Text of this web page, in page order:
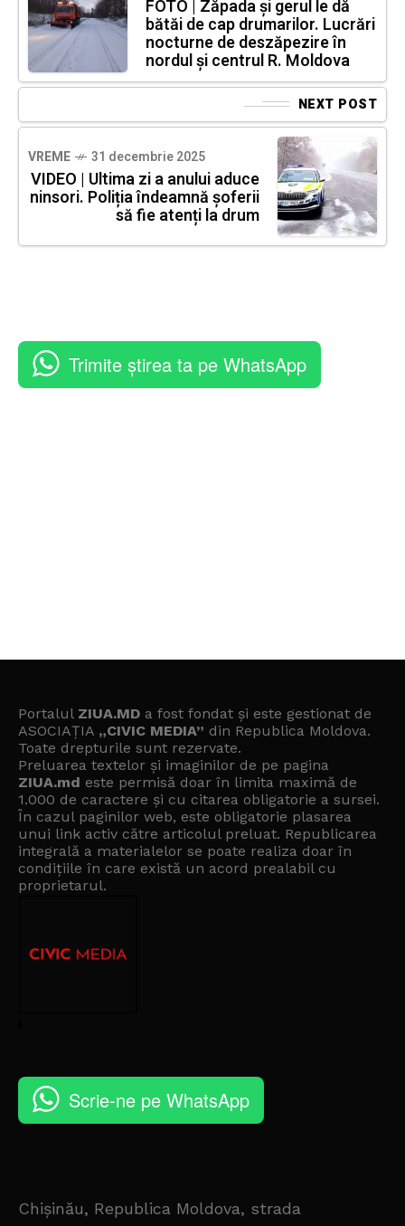
FOTO | Zăpada și gerul le dă
bătăi de cap drumarilor. Lucrări
nocturne de deszăpezire în
nordul și centrul R. Moldova
NEXT POST
VREME 31 decembrie 2025
VIDEO | Ultima zi a anului aduce
ninsori. Poliția îndeamnă șoferii
să fie atenți la drum
Trimite știrea ta pe WhatsApp
Portalul ZIUA.MD a fost fondat și este gestionat de
ASOCIAȚIA „CIVIC MEDIA” din Republica Moldova.
Toate drepturile sunt rezervate.
Preluarea textelor și imaginilor de pe pagina
ZIUA.md este permisă doar în limita maximă de
1.000 de caractere și cu citarea obligatorie a sursei.
În cazul paginilor web, este obligatorie plasarea
unui link activ către articolul preluat. Republicarea
integrală a materialelor se poate realiza doar în
condițiile în care există un acord prealabil cu
proprietarul.
Scrie-ne pe WhatsApp
Chișinău, Republica Moldova, strada